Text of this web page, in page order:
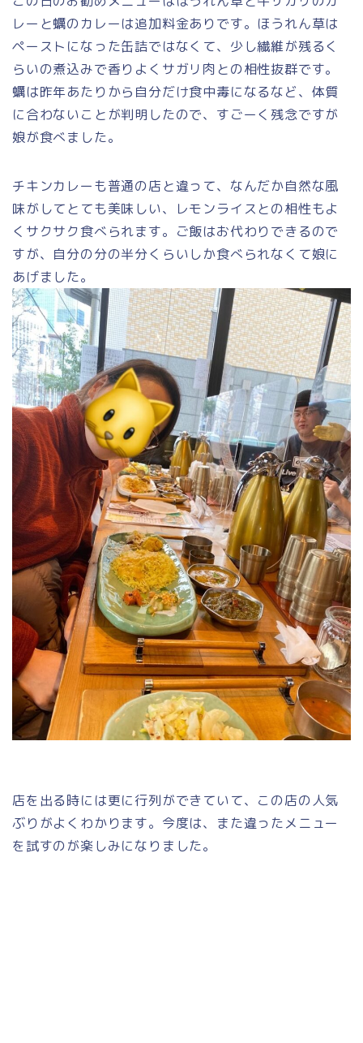
レーと蠣のカレーは追加料金ありです。ほうれん草は
ペーストになった缶詰ではなくて、少し繊維が残るく
らいの煮込みで香りよくサガリ肉との相性抜群です。
蠣は昨年あたりから自分だけ食中毒になるなど、体質
に合わないことが判明したので、すごーく残念ですが
娘が食べました。
チキンカレーも普通の店と違って、なんだか自然な風
味がしてとても美味しい、レモンライスとの相性もよ
くサクサク食べられます。ご飯はお代わりできるので
すが、自分の分の半分くらいしか食べられなくて娘に
あげました。
店を出る時には更に行列ができていて、この店の人気
ぶりがよくわかります。今度は、また違ったメニュー
を試すのが楽しみになりました。